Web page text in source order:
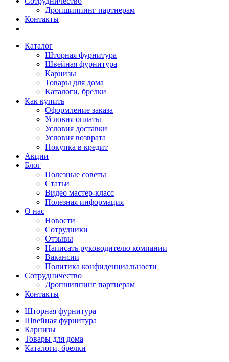
Дропшиппинг партнерам
Контакты
Каталог
Шторная фурнитура
Швейная фурнитура
Карнизы
Товары для дома
Каталоги, брелки
Как купить
Оформление заказа
Условия оплаты
Условия доставки
Условия возврата
Покупка в кредит
Акции
Блог
Полезные советы
Статьи
Видео мастер-класс
Полезная информация
О нас
Новости
Сотрудники
Отзывы
Написать руководителю компании
Вакансии
Политика конфиденциальности
Сотрудничество
Дропшиппинг партнерам
Контакты
Шторная фурнитура
Швейная фурнитура
Карнизы
Товары для дома
Каталоги, брелки